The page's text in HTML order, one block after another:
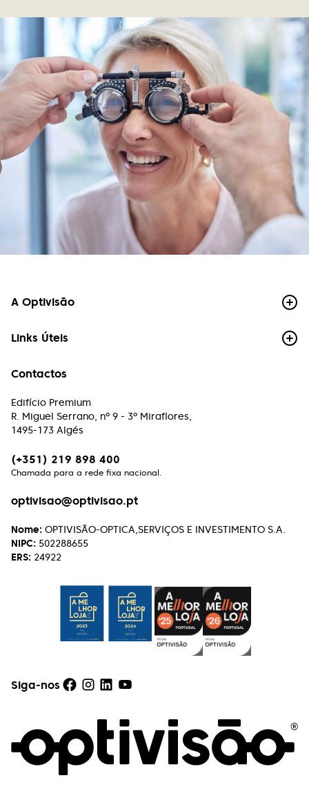
Excelente atendimento, profissionalismo, e em
tantos anos de cliente nunca se atrasaram ou
falharam. Recomendo vivamente
Sandra Santos
Instalações excelentes, funcionários
extremamente competentes e muito simpáticos.
Atendimento de excelência. Recomendo!
Marize Campos
Bom atendimento, preço justo e lentes
Mariana Oliveira
adequados para a qualidade. Com certeza
é o compromisso desta equipe.
Paulo Machado
Excelente atendimento, excelentes profissionais.
simpatia com que tratam, de forma soberba, de
qualquer reparação faz querer continuar a
escolher lá os próximos óculos!
Rui Caseiro
Uma óptica de excelência, a todos os níveis!
Recomendo!!!
A Optivisão
Links Úteis
Contactos
Edifício Premium
R. Miguel Serrano, nº 9 - 3º Miraflores,
1495-173 Algés
(+351) 219 898 400
Chamada para a rede fixa nacional.
optivisao@optivisao.pt
Nome: OPTIVISÃO-OPTICA,SERVIÇOS E INVESTIMENTO S.A.
NIPC: 502288655
ERS: 24922
Siga-nos